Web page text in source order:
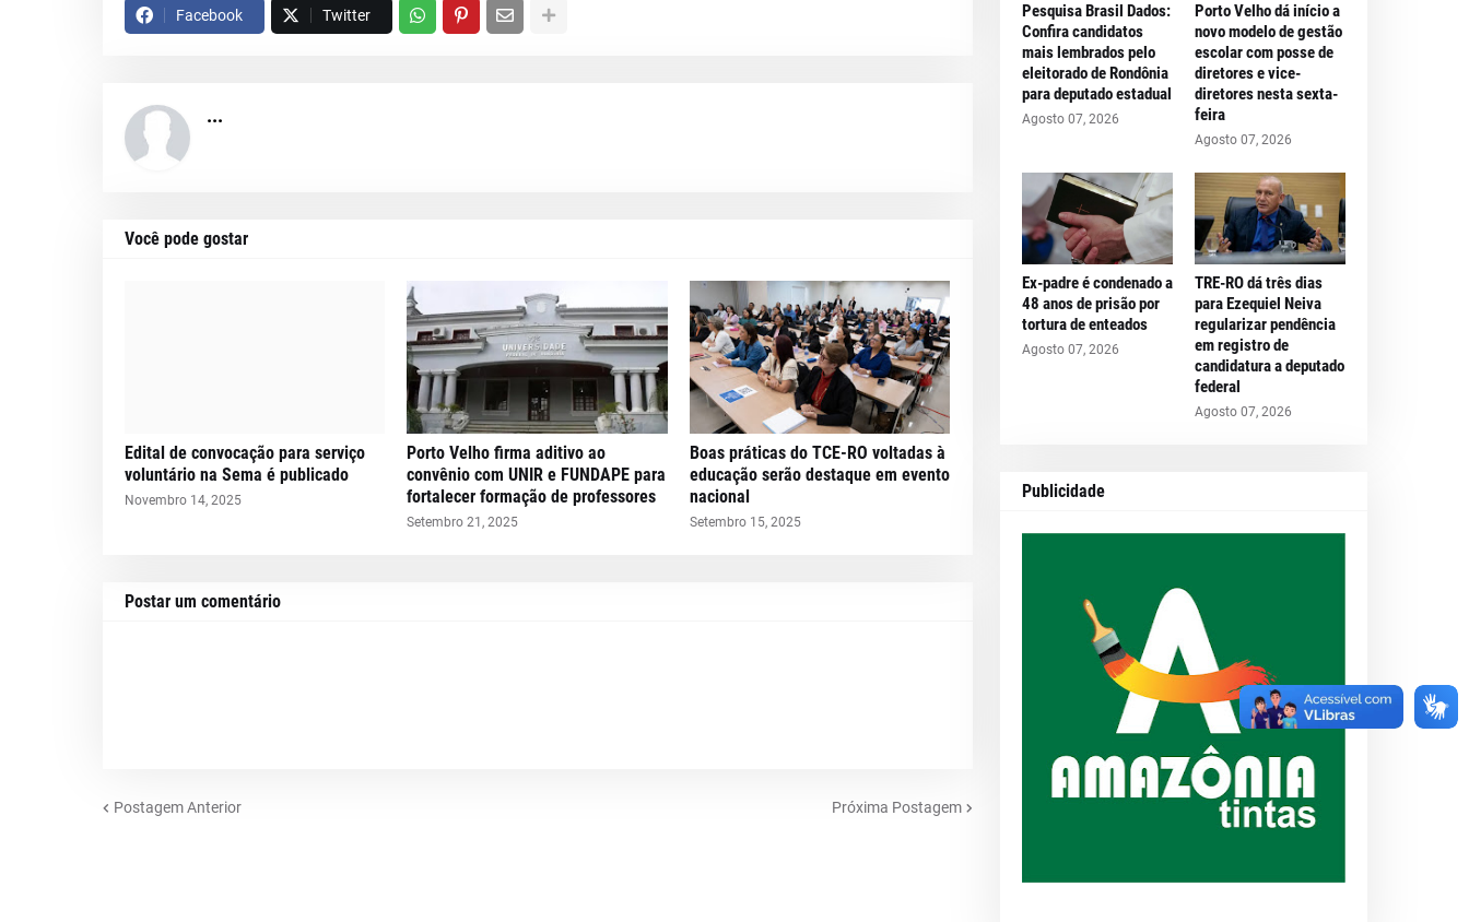
Facebook Twitter
...
Você pode gostar
Edital de convocação para serviço
voluntário na Sema é publicado
Novembro 14, 2025
Porto Velho firma aditivo ao
convênio com UNIR e FUNDAPE para
fortalecer formação de professores
Setembro 21, 2025
Boas práticas do TCE-RO voltadas à
educação serão destaque em evento
nacional
Setembro 15, 2025
Postar um comentário
Postagem Anterior Próxima Postagem
Pesquisa Brasil Dados:
Confira candidatos
mais lembrados pelo
eleitorado de Rondônia
para deputado estadual
Agosto 07, 2026
Porto Velho dá início a
novo modelo de gestão
escolar com posse de
diretores e vice-
diretores nesta sexta-
feira
Agosto 07, 2026
Ex-padre é condenado a
48 anos de prisão por
tortura de enteados
Agosto 07, 2026
TRE-RO dá três dias
para Ezequiel Neiva
regularizar pendência
em registro de
candidatura a deputado
federal
Agosto 07, 2026
Publicidade